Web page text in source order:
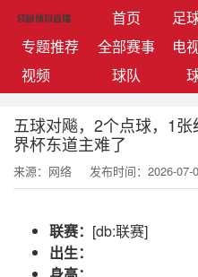
首页(current)
足
专题推荐
全部赛事 电
视频
球队
五球对飚，2个点球，1
界杯东道主难了
来源：网络 发布时间：2026-07-
联赛： [db:联赛]
出生：